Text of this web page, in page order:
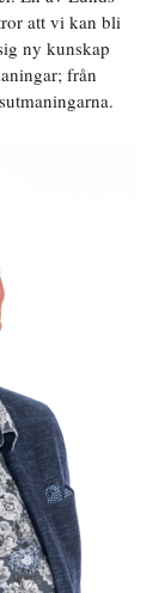
att vi kan bli
ny kunskap
från